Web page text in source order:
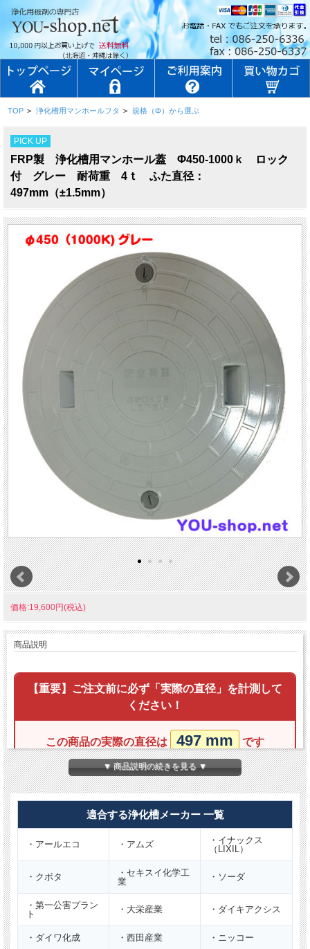
TOP > 浄化槽用マンホールフタ > 規格（Φ）から選ぶ
PICK UP
FRP製 浄化槽用マンホール蓋 Φ450-1000ｋ ロック
付 グレー 耐荷重 4ｔ ふた直径：
497mm（±1.5mm）
価格:19,600円(税込)
商品説明
【重要】ご注文前に必ず「実際の直径」を計測して
ください！
この商品の実際の直径は 497 mm です
【規格表記（Φ450）だけで適合判断はできません】
古いマンホール蓋は、同じ規格表示であってもメーカーや
サイズが統一されていない時期
がありました。
トラブル防止のため、表記だけで判断せず、必ず現在ご使
用中の蓋の「実際の直径（mm）」を計測してください。
商品説明
呼び径 φ450
▼ 商品説明の続きを見る ▼
適合する浄化槽メーカー 一覧
・アールエコ ・アムズ
・イナックス
（LIXIL）
・クボタ
・セキスイ化学工
業
・ソーダ
・第一公害プラン
ト
・大栄産業 ・ダイキアクシス
・ダイワ化成 ・西田産業 ・ニッコー